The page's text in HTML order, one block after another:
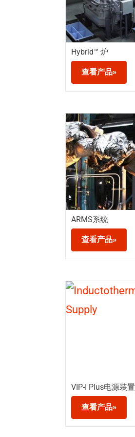
Hybrid™ 炉
查看产品»
ARMS系统
查看产品»
VIP-I Plus电源装置
查看产品»